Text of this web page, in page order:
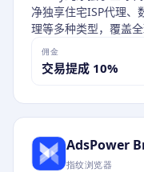
净独享住宅ISP代理
理等多种类型，覆盖
佣金
交易提成 10%
AdsPower
指纹浏览器